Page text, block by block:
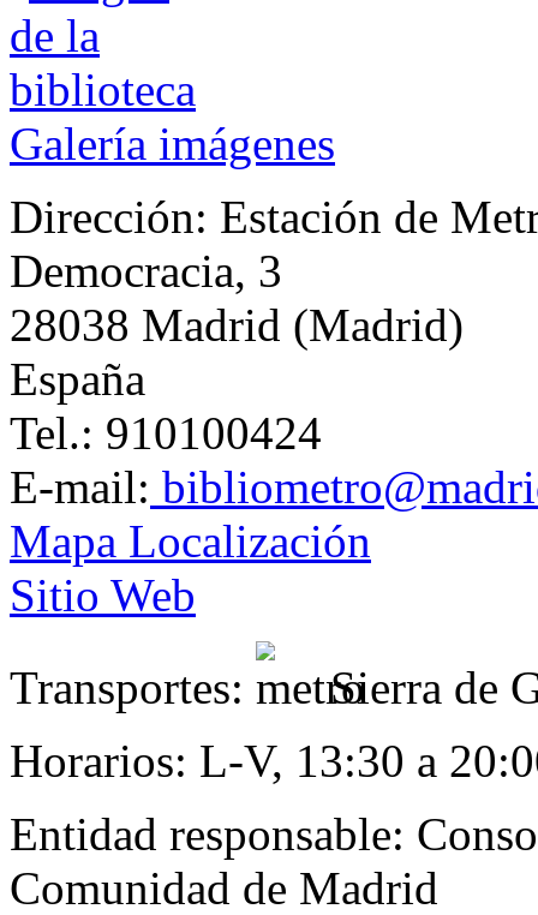
Galería imágenes
Dirección: Estación de
Democracia, 3
28038 Madrid (Madrid)
España
Tel.: 910100424
E-mail:
Mapa Localización
Sitio Web
Transportes:
Sierra de
Horarios: L-V, 13:30 a
Entidad responsable:
Comunidad de Madrid